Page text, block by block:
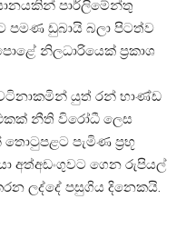
පාර්ලිමේන්තු
පමණ ඩුබායි බලා පිටත්ව
නිලධාරියෙක් ප්‍රකාශ
යුත් රන් භාණ්ඩ
නීති විරෝධී ලෙස
තොටුපළට පැමිණ ප්‍රභූ
අත්අඩංගුවට ගෙන රුපියල්
ලද්දේ පසුගිය දිනෙකයි.